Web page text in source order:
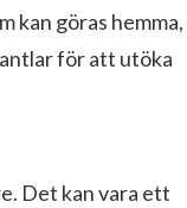
kan göras hemma,
för att utöka
Det kan vara ett